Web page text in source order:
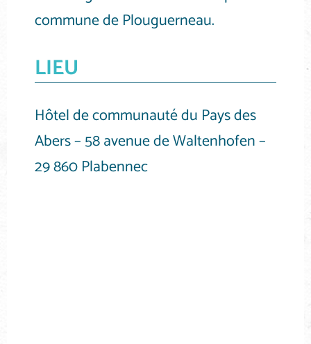
commune de Plouguerneau.
LIEU
Hôtel de communauté du Pays des
Abers – 58 avenue de Waltenhofen –
29 860 Plabennec